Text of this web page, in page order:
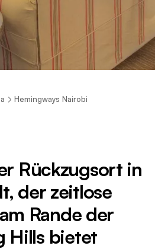
Hemingways Nairobi
Rückzugsort in
der zeitlose
Rande der
Hills bietet